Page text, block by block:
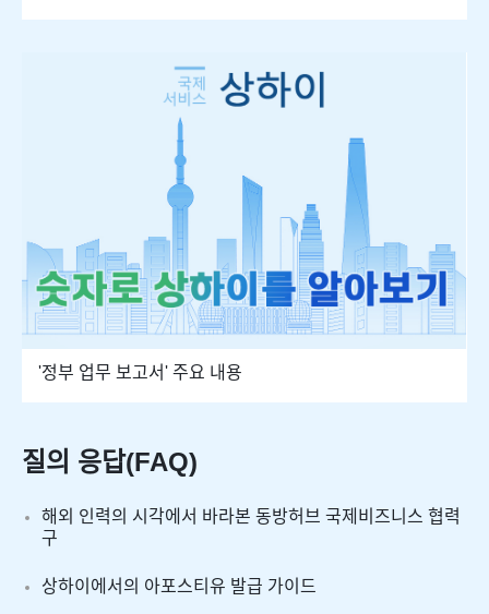
'정부 업무 보고서' 주요 내용
질의 응답(FAQ)
해외 인력의 시각에서 바라본 동방허브 국제비즈니스 협력
구
상하이에서의 아포스티유 발급 가이드